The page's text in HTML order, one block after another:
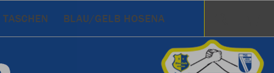
TASCHEN BLAU/GELB HOSENA